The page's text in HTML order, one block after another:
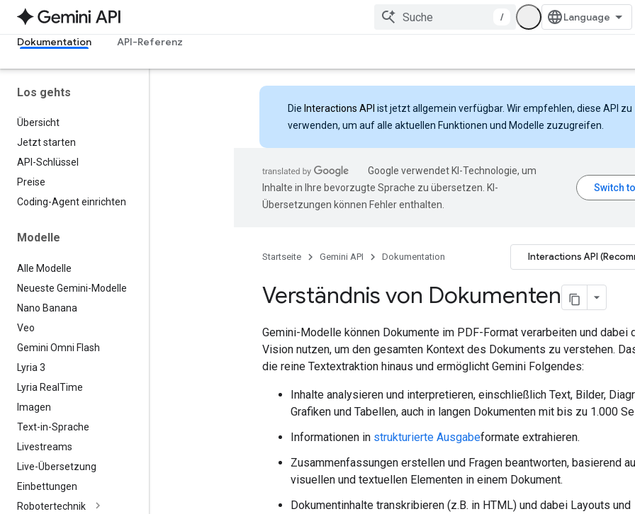
/
Dokumentation
API-Referenz
Los gehts
Übersicht
Jetzt starten
API-Schlüssel
Preise
Coding-Agent einrichten
Modelle
Alle Modelle
Neueste Gemini-Modelle
Nano Banana
Veo
Gemini Omni Flash
Lyria 3
Lyria Real Time
Imagen
Text-in-Sprache
Livestreams
Live-Übersetzung
Einbettungen
Robotertechnik
Die Interactions API ist jetzt allgemein verfügbar. Wir empfehlen, diese API zu
verwenden, um auf alle aktuellen Funktionen und Modelle zuzugreifen.
Google verwendet KI-Technologie, um
Inhalte in Ihre bevorzugte Sprache zu übersetzen. KI-
Übersetzungen können Fehler enthalten.
Startseite Gemini API Dokumentation Interactions API
Verständnis von Dokumenten
Gemini-Modelle können Dokumente im PDF-Format verarbeiten und dabei
Vision nutzen, um den gesamten Kontext des Dokuments zu verstehen.
die reine Textextraktion hinaus und ermöglicht Gemini Folgendes:
Inhalte analysieren und interpretieren, einschließlich Text, Bilder,
Grafiken und Tabellen, auch in langen Dokumenten mit bis zu 1.000
Informationen in strukturierte Ausgabeformate extrahieren.
Zusammenfassungen erstellen und Fragen beantworten, basierend
visuellen und textuellen Elementen in einem Dokument.
Dokumentinhalte transkribieren (z.B. in HTML) und dabei Layouts und